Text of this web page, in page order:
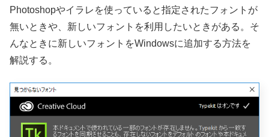
Photoshopやイラレを使っていると指定されたフォントが
無いときや、新しいフォントを利用したいときがある。そ
んなときに新しいフォントをWindowsに追加する方法を
解説する。